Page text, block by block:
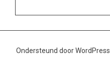
Ondersteund door WordPress